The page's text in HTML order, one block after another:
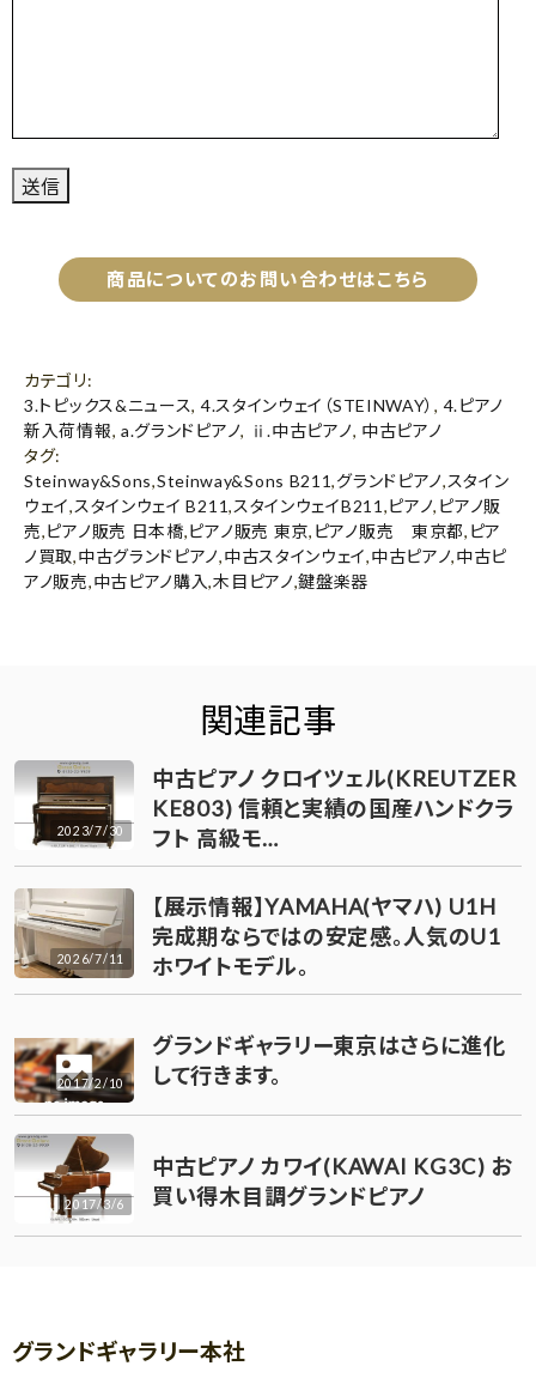
商品についてのお問い合わせはこちら
カテゴリ:
3.トピックス&ニュース, 4.スタインウェイ（STEINWAY）, 4.ピアノ
新入荷情報, a.グランドピアノ, ⅱ.中古ピアノ, 中古ピアノ
タグ:
Steinway&Sons,Steinway&Sons B211,グランドピアノ,スタイン
ウェイ,スタインウェイ B211,スタインウェイB211 ,ピアノ, ピアノ販
売,ピアノ販売 日本橋,ピアノ販売 東京, ピアノ販売 東京都, ピア
ノ買取,中古グランドピアノ,中古スタインウェイ,中古ピアノ,中古ピ
アノ販売,中古ピアノ購入,木目ピアノ,鍵盤楽器
関連記事
2023/7/30
中古ピアノ クロイツェル(KREUTZER
KE803) 信頼と実績の国産ハンドクラ
フト 高級モ…
2026/7/11
【展示情報】YAMAHA(ヤマハ) U1H
完成期ならではの安定感。人気のU1
ホワイトモデル。
2017/2/10
グランドギャラリー東京はさらに進化
して行きます。
2017/3/6
中古ピアノ カワイ(KAWAI KG3C) お
買い得木目調グランドピアノ
グランドギャラリー本社